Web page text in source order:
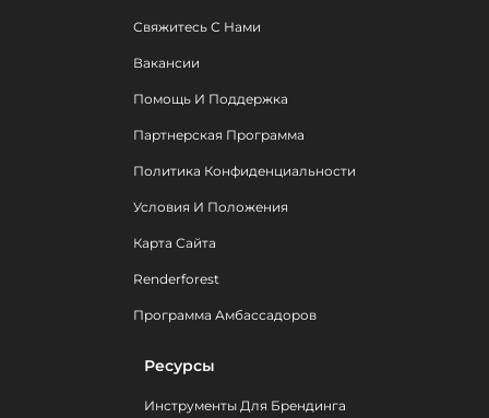
Свяжитесь С Нами
Вакансии
Помощь И Поддержка
Партнерская Программа
Политика Конфиденциальности
Условия И Положения
Карта Сайта
Renderforest
Программа Амбассадоров
Ресурсы
Инструменты Для Брендинга